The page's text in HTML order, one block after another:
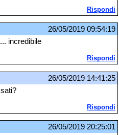
Rispondi
26/05/2019 09:54:19
incredibile
Rispondi
26/05/2019 14:41:25
Rispondi
26/05/2019 20:25:01